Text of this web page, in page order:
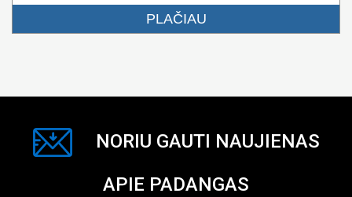
PLAČIAU
NORIU GAUTI NAUJIENAS
APIE PADANGAS